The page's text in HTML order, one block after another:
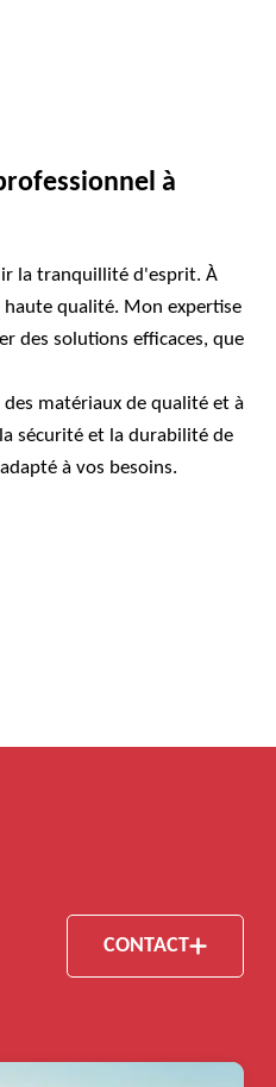
à
la tranquillité d'esprit. À
haute qualité. Mon expertise
des solutions efficaces, que
matériaux de qualité et à
sécurité et la durabilité de
à vos besoins.
CONTACT